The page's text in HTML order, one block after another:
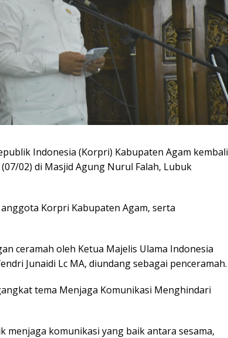
Indonesia (Korpri) Kabupaten Agam kembali
02) di Masjid Agung Nurul Falah, Lubuk
Korpri Kabupaten Agam, serta
ceramah oleh Ketua Majelis Ulama Indonesia
Junaidi Lc MA, diundang sebagai penceramah.
tema Menjaga Komunikasi Menghindari
komunikasi yang baik antara sesama,